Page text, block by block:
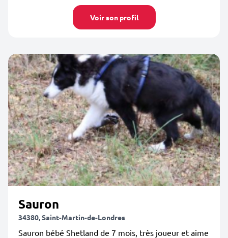
Voir son profil
Sauron
34380, Saint-Martin-de-Londres
Sauron bébé Shetland de 7 mois, très joueur et aime